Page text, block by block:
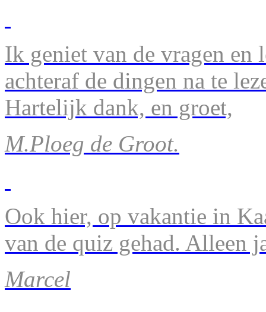
Ik geniet van de vragen en
achteraf de dingen na te
Hartelijk dank, en groet,
M.Ploeg de Groot.
Ook hier, op vakantie in
van de quiz gehad. Alleen
Marcel